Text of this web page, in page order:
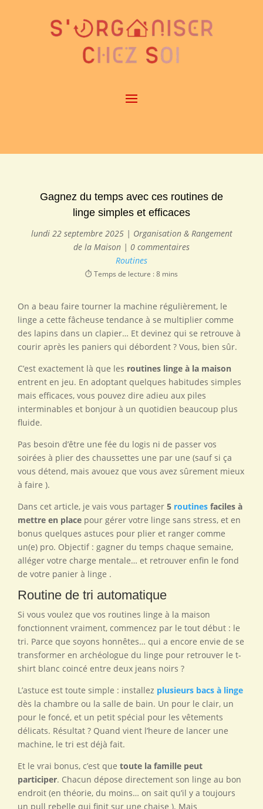
Gagnez du temps avec ces routines de
linge simples et efficaces
lundi 22 septembre 2025| Organisation & Rangement
de la Maison | 0 commentaires
Routines
⏱️ Temps de lecture : 8 mins
On a beau faire tourner la machine régulièrement, le
linge a cette fâcheuse tendance à se multiplier comme
des lapins dans un clapier… Et devinez qui se retrouve à
courir après les paniers qui débordent ? Vous, bien sûr.
C’est exactement là que les routines linge à la maison
entrent en jeu. En adoptant quelques habitudes simples
mais efficaces, vous pouvez dire adieu aux piles
interminables et bonjour à un quotidien beaucoup plus
fluide.
Pas besoin d’être une fée du logis ni de passer vos
soirées à plier des chaussettes une par une (sauf si ça
vous détend, mais avouez que vous avez sûrement mieux
à faire ).
Dans cet article, je vais vous partager 5 routines faciles à
mettre en place pour gérer votre linge sans stress, et en
bonus quelques astuces pour plier et ranger comme
un(e) pro. Objectif : gagner du temps chaque semaine,
alléger votre charge mentale… et retrouver enfin le fond
de votre panier à linge .
Routine de tri automatique
Si vous voulez que vos routines linge à la maison
fonctionnent vraiment, commencez par le tout début : le
tri. Parce que soyons honnêtes… qui a encore envie de se
transformer en archéologue du linge pour retrouver le t-
shirt blanc coincé entre deux jeans noirs ?
L’astuce est toute simple : installez plusieurs bacs à linge
dès la chambre ou la salle de bain. Un pour le clair, un
pour le foncé, et un petit spécial pour les vêtements
délicats. Résultat ? Quand vient l’heure de lancer une
machine, le tri est déjà fait.
Et le vrai bonus, c’est que toute la famille peut
participer. Chacun dépose directement son linge au bon
endroit (en théorie, du moins… on sait qu’il y a toujours
un pull rebelle qui finit sur une chaise ). Mais